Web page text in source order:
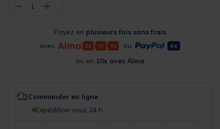
− 1 +
Payez en plusieurs fois sans frais
avec
ou
ou en 10x avec Alma
Commander en ligne
Expédition sous 24 h